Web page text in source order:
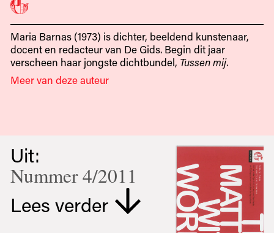
Maria Barnas (1973) is dichter, beeldend kunstenaar,
docent en redacteur van De Gids. Begin dit jaar
verscheen haar jongste dichtbundel, Tussen mij.
Meer van deze auteur
Uit:
Nummer 4/2011
Lees verder